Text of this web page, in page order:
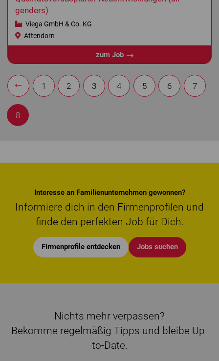
genders)
Viega GmbH & Co. KG
Attendorn
zum Job
1 2 3 4 5 6 7
8
Interesse an Familienunternehmen gewonnen?
Informiere dich in den Firmenprofilen und
finde den perfekten Job für Dich.
Firmenprofile entdecken Jobs suchen
Nichts mehr verpassen?
Bekomme regelmäßig Tipps und bleibe Up-
to-Date.